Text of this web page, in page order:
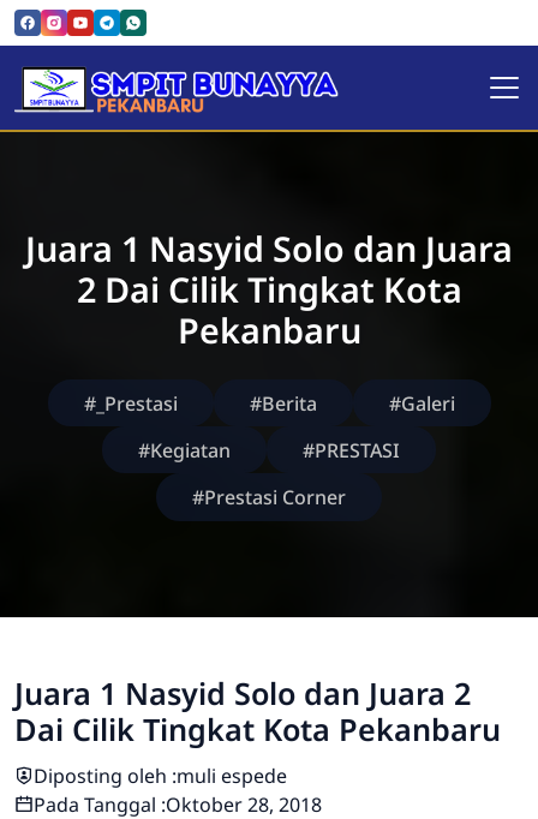
SMPIT Bunayya Pekanbaru
Juara 1 Nasyid Solo dan Juara
2 Dai Cilik Tingkat Kota
Pekanbaru
#_Prestasi #Berita
#Galeri
#Kegiatan
#PRESTASI
#Prestasi Corner
Juara 1 Nasyid Solo dan Juara 2
Dai Cilik Tingkat Kota Pekanbaru
Diposting oleh :muli espede
Pada Tanggal :Oktober 28, 2018